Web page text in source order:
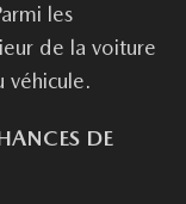
les
de la voiture
véhicule.
DE